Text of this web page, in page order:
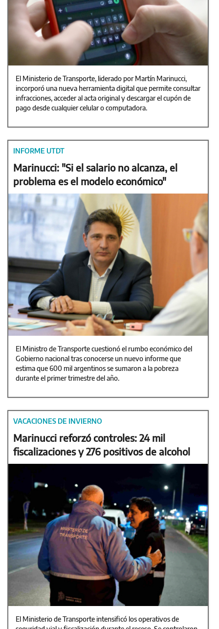
El Ministerio de Transporte, liderado por Martín Marinucci,
incorporó una nueva herramienta digital que permite consultar
infracciones, acceder al acta original y descargar el cupón de
pago desde cualquier celular o computadora.
INFORME UTDT
Marinucci: "Si el salario no alcanza, el
problema es el modelo económico"
El Ministro de Transporte cuestionó el rumbo económico del
Gobierno nacional tras conocerse un nuevo informe que
estima que 600 mil argentinos se sumaron a la pobreza
durante el primer trimestre del año.
VACACIONES DE INVIERNO
Marinucci reforzó controles: 24 mil
fiscalizaciones y 276 positivos de alcohol
El Ministerio de Transporte intensificó los operativos de